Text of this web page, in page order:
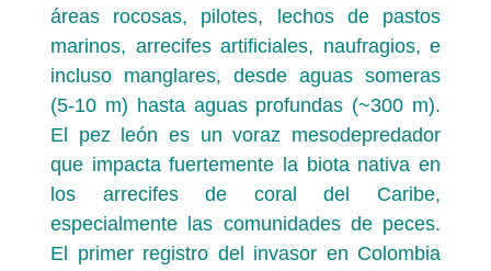
áreas rocosas, pilotes, lechos de pastos
marinos, arrecifes artificiales, naufragios, e
incluso manglares, desde aguas someras
(5-10 m) hasta aguas profundas (~300 m).
El pez león es un voraz mesodepredador
que impacta fuertemente la biota nativa en
los arrecifes de coral del Caribe,
especialmente las comunidades de peces.
El primer registro del invasor en Colombia